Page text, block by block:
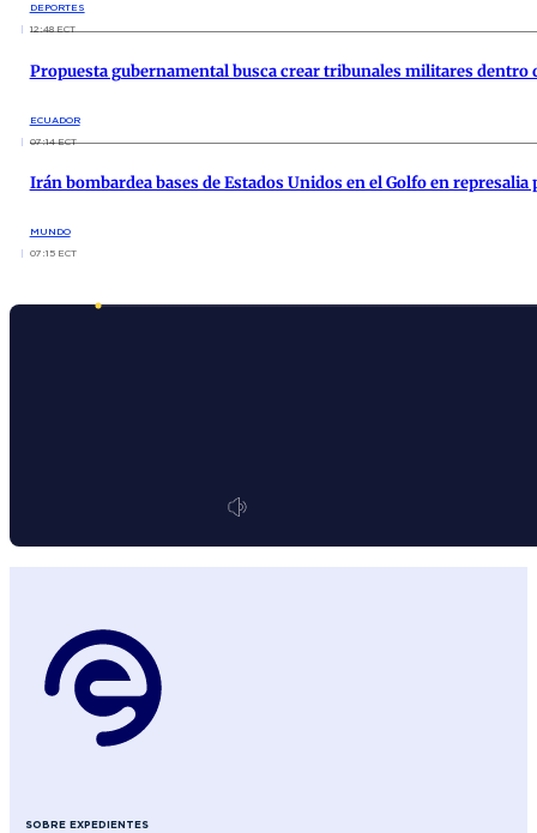
DEPORTES
12:48 ECT
Propuesta gubernamental busca crear tribunales militares dentro
ECUADOR
07:14 ECT
Irán bombardea bases de Estados Unidos en el Golfo en
MUNDO
07:15 ECT
SOBRE EXPEDIENTES